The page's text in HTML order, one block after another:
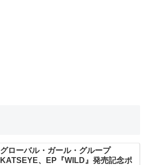
グローバル・ガール・グループ
KATSEYE、EP『WILD』発売記念ポ